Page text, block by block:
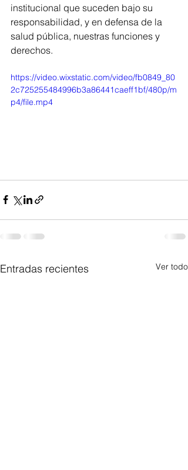
institucional que suceden bajo su
responsabilidad, y en defensa de la
salud pública, nuestras funciones y
derechos.
https://video.wixstatic.com/video/fb0849_80
2c725255484996b3a86441caeff1bf/480p/m
p4/file.mp4
Entradas recientes Ver todo